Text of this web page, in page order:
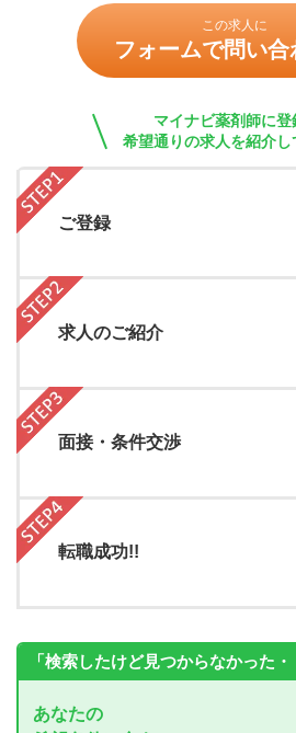
この求人に
フォームで問い合
マイナビ薬剤師に登
希望通りの求人を紹介し
ご登録
求人のご紹介
面接・条件交渉
転職成功!!
「検索したけど見つからなかった・
あなたの